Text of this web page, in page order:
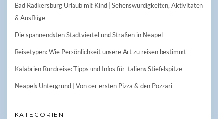
Bad Radkersburg Urlaub mit Kind | Sehenswürdigkeiten, Aktivitäten
& Ausflüge
Die spannendsten Stadtviertel und Straßen in Neapel
Reisetypen: Wie Persönlichkeit unsere Art zu reisen bestimmt
Kalabrien Rundreise: Tipps und Infos für Italiens Stiefelspitze
Neapels Untergrund | Von der ersten Pizza & den Pozzari
KATEGORIEN